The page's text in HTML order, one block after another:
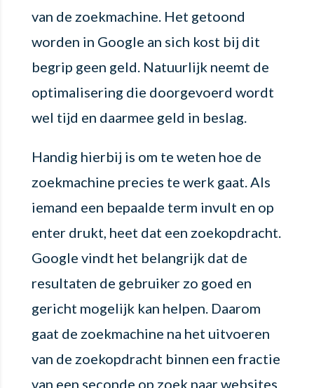
van de zoekmachine. Het getoond
worden in Google an sich kost bij dit
begrip geen geld. Natuurlijk neemt de
optimalisering die doorgevoerd wordt
wel tijd en daarmee geld in beslag.
Handig hierbij is om te weten hoe de
zoekmachine precies te werk gaat. Als
iemand een bepaalde term invult en op
enter drukt, heet dat een zoekopdracht.
Google vindt het belangrijk dat de
resultaten de gebruiker zo goed en
gericht mogelijk kan helpen. Daarom
gaat de zoekmachine na het uitvoeren
van de zoekopdracht binnen een fractie
van een seconde op zoek naar websites